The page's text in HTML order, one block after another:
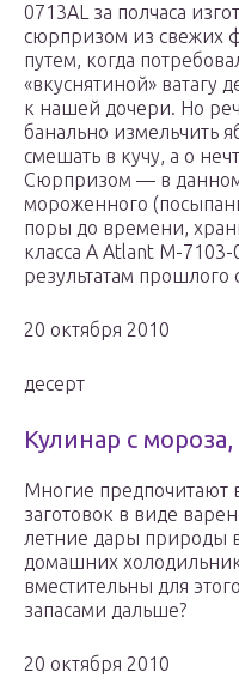
0713AL за полчаса
сюрпризом из свежих
путем, когда
«вкуснятиной» ватагу
к нашей дочери. Но
банально измельчить
смешать в кучу, а о
Сюрпризом — в
мороженного
поры до времени,
класса А Atlant M-
результатам прошлого
20 октября 2010
десерт
Кулинар с
Многие предпочитают
заготовок в виде
летние дары природы
домашних
вместительны для
запасами дальше?
20 октября 2010